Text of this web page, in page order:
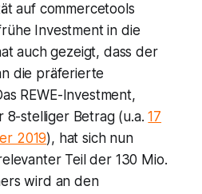
auf commercetools
Investment in die
auch gezeigt, dass der
die präferierte
REWE-Investment,
8-stelliger Betrag (u.a.17
2019), hat sich nun
Teil der 130 Mio.
wird an den